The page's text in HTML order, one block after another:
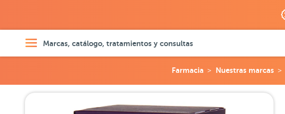
Marcas, catálogo, tratamientos y consultas
Farmacia Nuestras marcas